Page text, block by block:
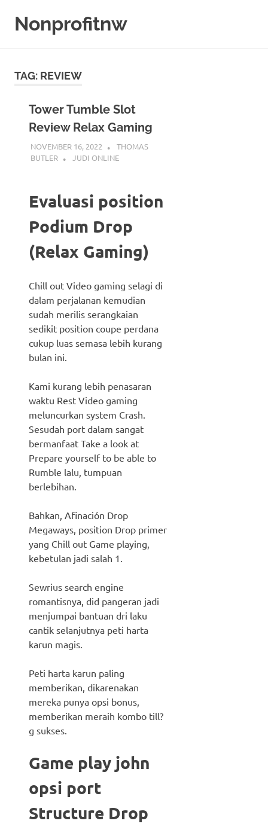
Nonprofitnw
Hari
TAG: REVIEW
Tower Tumble Slot
Review Relax Gaming
NOVEMBER 16, 2022
THOMAS
BUTLER
JUDI ONLINE
Evaluasi position
Podium Drop
(Relax Gaming)
Chill out Video gaming selagi di
dalam perjalanan kemudian
sudah merilis serangkaian
sedikit position coupe perdana
cukup luas semasa lebih kurang
bulan ini.
Kami kurang lebih penasaran
waktu Rest Video gaming
meluncurkan system Crash.
Sesudah port dalam sangat
bermanfaat Take a look at
Prepare yourself to be able to
Rumble lalu, tumpuan
berlebihan.
Bahkan, Afinación Drop
Megaways, position Drop primer
yang Chill out Game playing,
kebetulan jadi salah 1.
Sewrius search engine
romantisnya, did pangeran jadi
menjumpai bantuan dri laku
cantik selanjutnya peti harta
karun magis.
Peti harta karun paling
memberikan, dikarenakan
mereka punya opsi bonus,
memberikan meraih kombo till?
g sukses.
Game play john
opsi port
Structure Drop